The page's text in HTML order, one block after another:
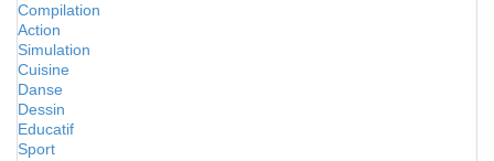
Compilation
Action
Simulation
Cuisine
Danse
Dessin
Educatif
Sport